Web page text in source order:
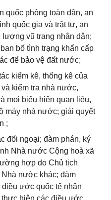
quốc phòng toàn dân, an
quốc gia và trật tự, an
vũ trang nhân dân;
bố tình trạng khẩn cấp
để bảo vệ đất nước;
kiểm kê, thống kê của
kiểm tra nhà nước,
mọi biểu hiện quan liêu,
máy nhà nước; giải quyết
;
đối ngoại; đàm phán, ký
Nhà nước Cộng hoà xã
hợp do Chủ tịch
nước khác; đàm
điều ước quốc tế nhân
hiện các điều ước